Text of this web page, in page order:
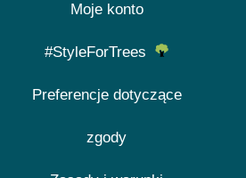
Moje konto
#StyleForTrees
Preferencje dotyczące
zgody